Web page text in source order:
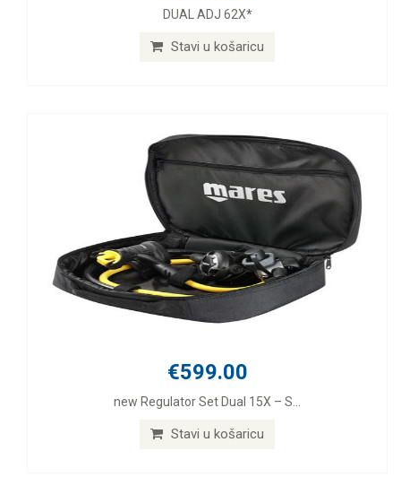
DUAL ADJ 62X*
Stavi u košaricu
€599.00
new Regulator Set Dual 15X – S...
Stavi u košaricu